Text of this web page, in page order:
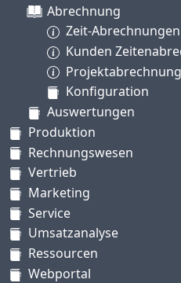
Abrechnung
Zeit-Abrechnungen
Kunden
Projektabrechnung
Konfiguration
Auswertungen
Produktion
Rechnungswesen
Vertrieb
Marketing
Service
Umsatzanalyse
Ressourcen
Webportal